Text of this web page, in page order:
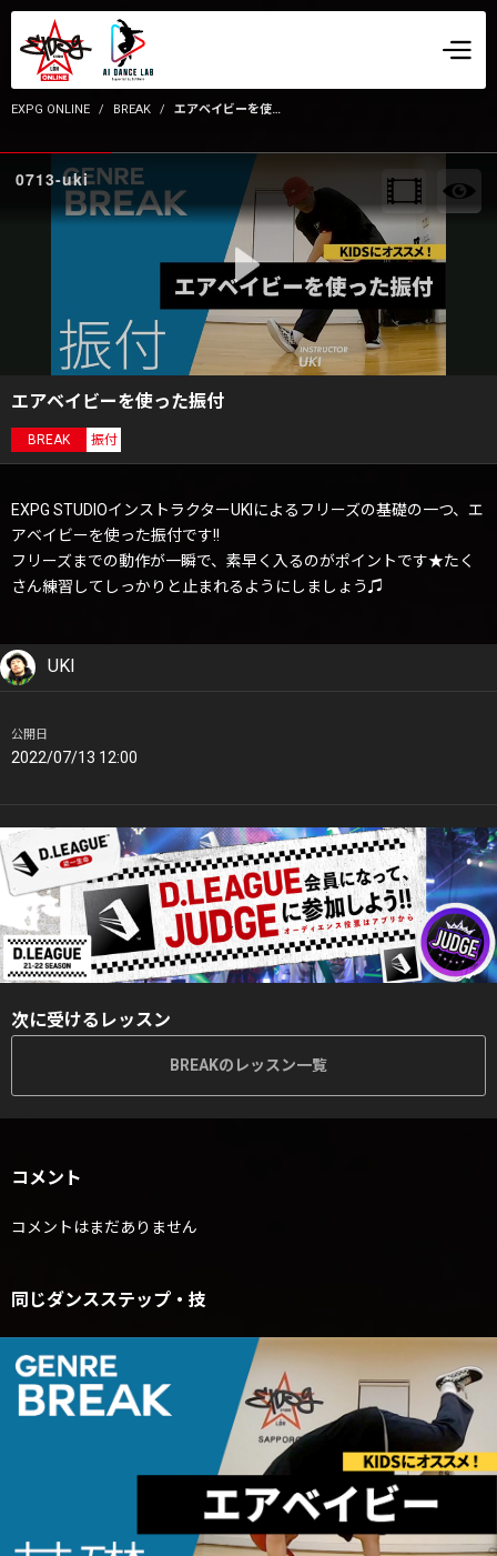
EXPG ONLINE BREAK エアベイビーを使った振付
0713-uki
エアベイビーを使った振付
BREAK 振付
EXPG STUDIOインストラクターUKIによるフリーズの基礎の一つ、エ
アベイビーを使った振付です!!
フリーズまでの動作が一瞬で、素早く入るのがポイントです★たく
さん練習してしっかりと止まれるようにしましょう♫
UKI
公開日
2022/07/13 12:00
次に受けるレッスン
BREAKのレッスン一覧
コメント
コメントはまだありません
同じダンスステップ・技